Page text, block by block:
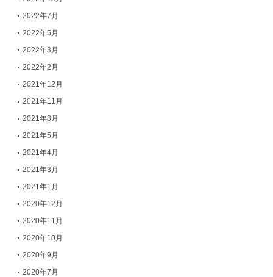
2022年7月
2022年5月
2022年3月
2022年2月
2021年12月
2021年11月
2021年8月
2021年5月
2021年4月
2021年3月
2021年1月
2020年12月
2020年11月
2020年10月
2020年9月
2020年7月